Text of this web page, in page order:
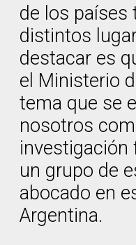
de los países
distintos
destacar es
el Ministerio
tema que se
nosotros
investigación
un grupo de
abocado en
Argentina.